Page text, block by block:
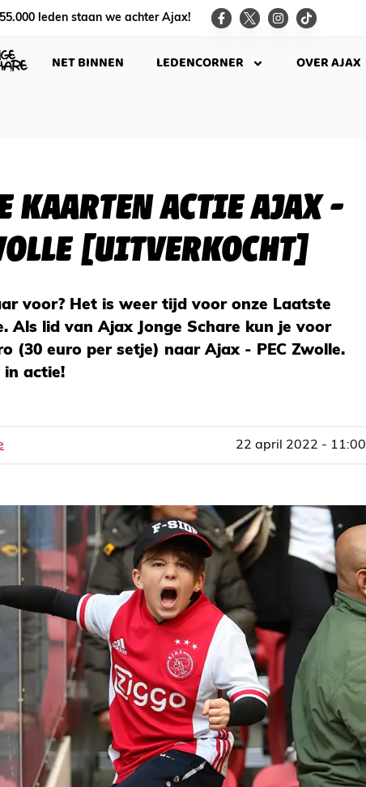
leden staan we achter Ajax!
NET BINNEN LEDENCORNER OVER AJAX
KAARTEN ACTIE AJAX -
[UITVERKOCHT]
voor? Het is weer tijd voor onze Laatste
Als lid van Ajax Jonge Schare kun je voor
(30 euro per setje) naar Ajax - PEC Zwolle.
in actie!
22 april 2022 - 11:00